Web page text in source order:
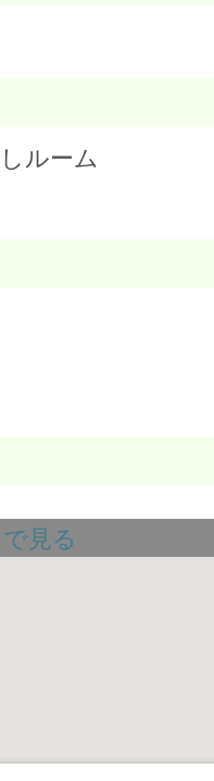
ルーム
見る